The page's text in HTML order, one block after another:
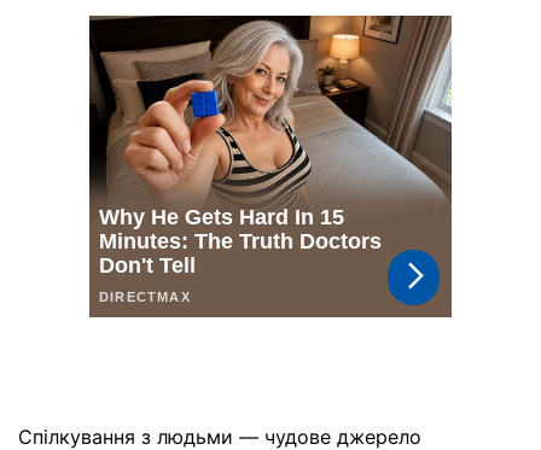
Спілкування з людьми — чудове джерело